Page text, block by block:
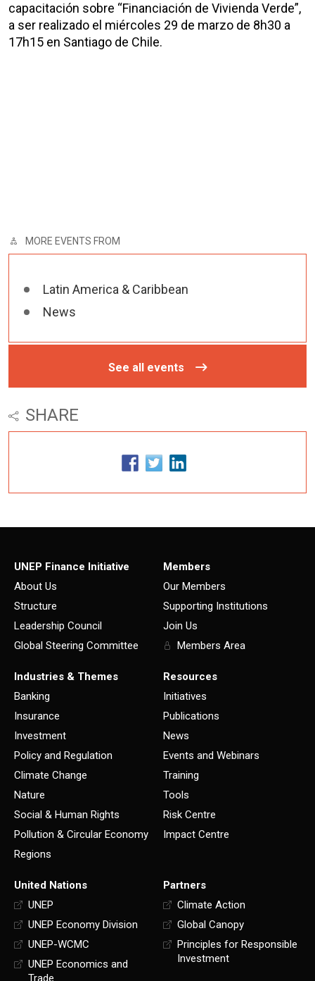
capacitación sobre “Financiación de Vivienda Verde”,
a ser realizado el miércoles 29 de marzo de 8h30 a
17h15 en Santiago de Chile.
MORE EVENTS FROM
Latin America & Caribbean
News
See all events
SHARE
UNEP Finance Initiative
About Us
Structure
Leadership Council
Global Steering Committee
Members
Our Members
Supporting Institutions
Join Us
Members Area
Industries & Themes
Banking
Insurance
Investment
Policy and Regulation
Climate Change
Nature
Social & Human Rights
Pollution & Circular Economy
Regions
Resources
Initiatives
Publications
News
Events and Webinars
Training
Tools
Risk Centre
Impact Centre
United Nations
UNEP
UNEP Economy Division
UNEP-WCMC
UNEP Economics and
Trade
Partners
Climate Action
Global Canopy
Principles for Responsible
Investment